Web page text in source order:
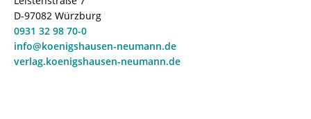
D-97082 Würzburg
0931 32 98 70-0
info@koenigshausen-neumann.de
verlag.koenigshausen-neumann.de